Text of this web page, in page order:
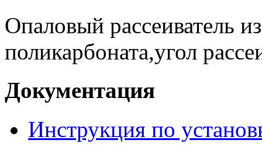
Опаловый рассеиватель
поликарбоната,угол
Документация
Инструкция по